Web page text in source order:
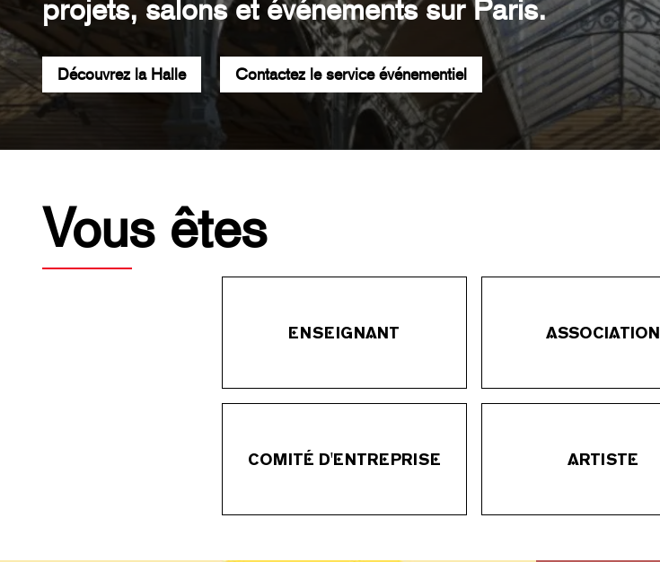
projets, salons et événements sur Paris.
Découvrez la Halle Contactez le service événementiel
Vous êtes
ENSEIGNANT ASSOCIATION
COMITÉ D'ENTREPRISE ARTISTE